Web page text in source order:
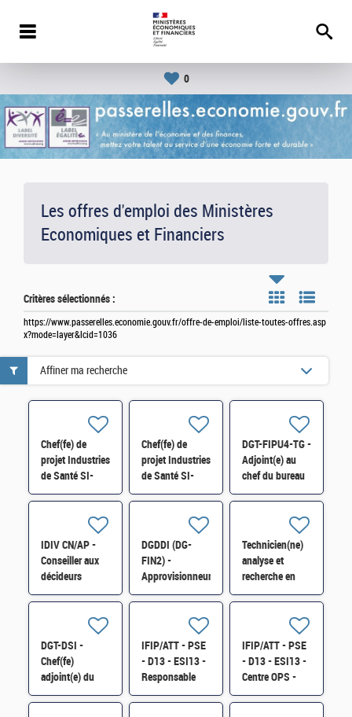
0
Les offres d'emploi des Ministères
Economiques et Financiers
Critères sélectionnés :
https://www.passerelles.economie.gouv.fr/offre-de-emploi/liste-toutes-offres.asp
x?mode=layer&lcid=1036
Chef(fe) de
projet Industries
de Santé SI-
SDISBCA-212
Chef(fe) de
projet Industries
de Santé SI-
SDISBCA-212
DGT-FIPU4-TG -
Adjoint(e) au
chef du bureau
Fipu4 -
IDIV CN/AP -
Conseiller aux
décideurs
locaux
de communes
du Pays
civraisien H/F
DGDDI (DG-
FIN2) -
Approvisionneur(euse)
au sein du
Technicien(ne)
analyse et
recherche en
biologie H/F
DGT-DSI -
Chef(fe)
adjoint(e) du
département
IFIP/ATT - PSE
- D13 - ESI13 -
Responsable
Support aux
IFIP/ATT - PSE
- D13 - ESI13 -
Centre OPS -
Ingénieur(e)
Affiner ma recherche